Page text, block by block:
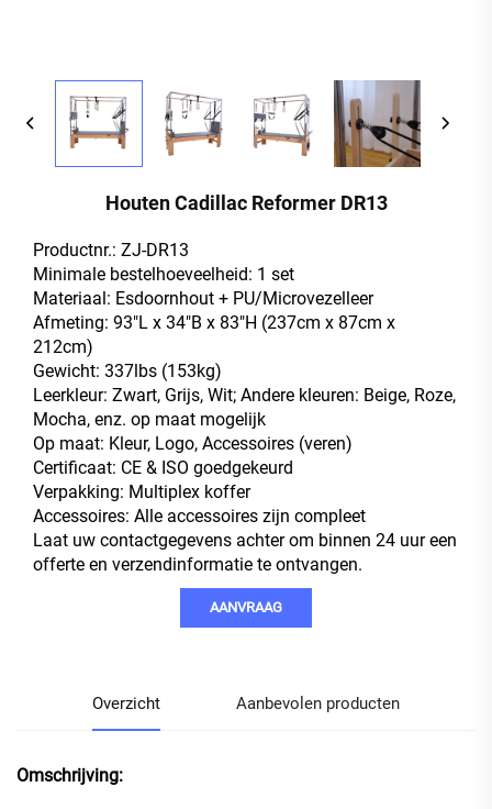
Houten Cadillac Reformer DR13
Productnr.: ZJ-DR13
Minimale bestelhoeveelheid: 1 set
Materiaal: Esdoornhout + PU/Microvezelleer
Afmeting: 93"L x 34"B x 83"H (237cm x 87cm x
212cm)
Gewicht: 337lbs (153kg)
Leerkleur: Zwart, Grijs, Wit; Andere kleuren: Beige, Roze,
Mocha, enz. op maat mogelijk
Op maat: Kleur, Logo, Accessoires (veren)
Certificaat: CE & ISO goedgekeurd
Verpakking: Multiplex koffer
Accessoires: Alle accessoires zijn compleet
Laat uw contactgegevens achter om binnen 24 uur een
offerte en verzendinformatie te ontvangen.
AANVRAAG
Overzicht Aanbevolen producten
Omschrijving: